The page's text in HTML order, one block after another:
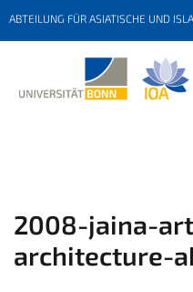
ABTEILUNG FÜR ASIATISCHE UND
2008-jaina-
architecture-